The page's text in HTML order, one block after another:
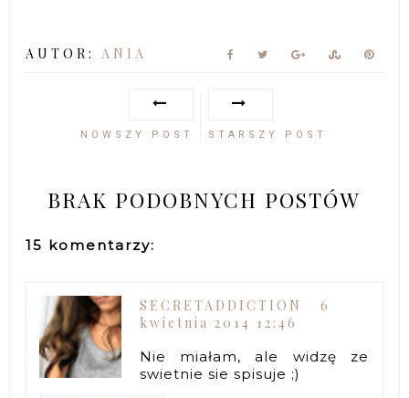
AUTOR:ANIA
NOWSZY POST STARSZY POST
BRAK PODOBNYCH POSTÓW
15 komentarzy:
SECRETADDICTION
6
kwietnia 2014 12:46
Nie miałam, ale widzę ze
swietnie sie spisuje ;)